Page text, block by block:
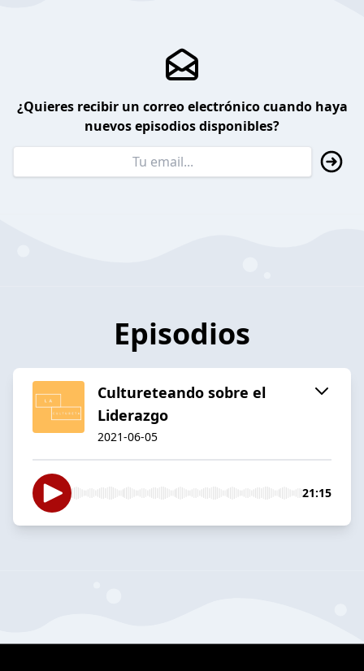
¿Quieres recibir un correo electrónico cuando haya
nuevos episodios disponibles?
Episodios
Cultureteando sobre el
Liderazgo
2021-06-05
21:15